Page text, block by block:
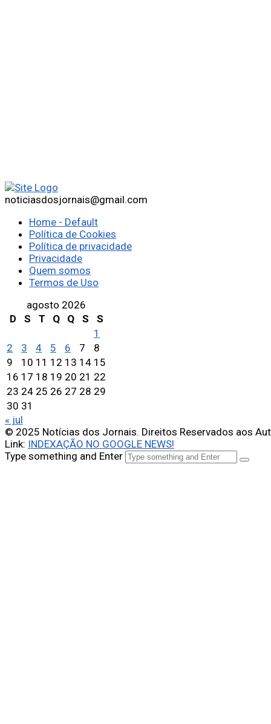
noticiasdosjornais@gmail.com
Home - Default
Política de Cookies
Política de privacidade
Privacidade
Quem somos
Termos de Uso
agosto 2026
D
S T Q Q S
S
1
2
3 4 5 6 7
8
9
10 11 12 13 14 15
16 17 18 19 20 21 22
23 24 25 26 27 28 29
30 31
« jul
© 2025 Notícias dos Jornais. Direitos Reservados aos
Link: INDEXAÇÃO NO GOOGLE NEWS!
Type something and Enter